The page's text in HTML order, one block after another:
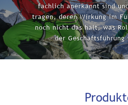
fachlich anerkannt sind
tragen, deren Wirkung im
noch nicht das hält, was
der